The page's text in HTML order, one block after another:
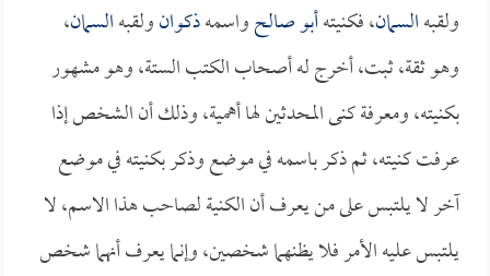
ولقبهالسمان، فكنيتهأبو صالحواسمهذكوانولقبهالسمان،
وهو ثقة، ثبت، أخرج له أصحاب الكتب الستة، وهو مشهور
بكنيته، ومعرفة كنى المحدثين لها أهمية، وذلك أن الشخص إذا
عرفت كنيته، ثم ذكر باسمه في موضع وذكر بكنيته في موضع
آخر لا يلتبس على من يعرف أن الكنية لصاحب هذا الاسم، لا
يلتبس عليه الأمر فلا يظنهما شخصين، وإنما يعرف أنهما شخص